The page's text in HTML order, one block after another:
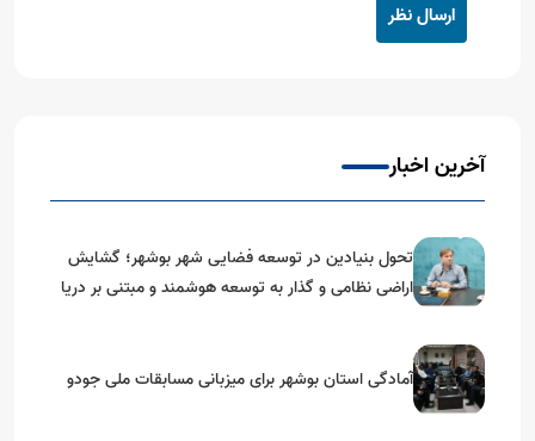
ارسال نظر
آخرین اخبار
تحول بنیادین در توسعه فضایی شهر بوشهر؛ گشایش
اراضی نظامی و گذار به توسعه هوشمند و مبتنی بر دریا
آمادگی استان بوشهر برای میزبانی مسابقات ملی جودو